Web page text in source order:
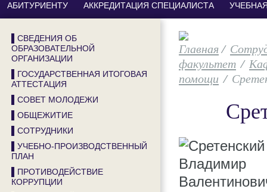
АБИТУРИЕНТУ АККРЕДИТАЦИЯ СПЕЦИАЛИСТА
/
факультет /
помощи /
▌СВЕДЕНИЯ ОБ
ОБРАЗОВАТЕЛЬНОЙ
ОРГАНИЗАЦИИ
▌ГОСУДАРСТВЕННАЯ ИТОГОВАЯ
АТТЕСТАЦИЯ
▌СОВЕТ МОЛОДЕЖИ
▌ОБЩЕЖИТИЕ
▌СОТРУДНИКИ
▌УЧЕБНО-ПРОИЗВОДСТВЕННЫЙ
ПЛАН
▌ПРОТИВОДЕЙСТВИЕ
КОРРУПЦИИ